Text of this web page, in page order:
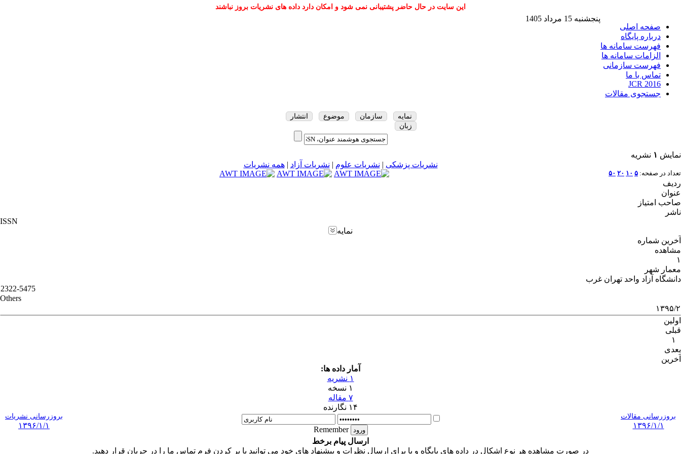
این سایت در حال حاضر پشتیبانی نمی شود و امکان دارد داده های نشریات بروز نباشند
صفحه اصلی
درباره پایگاه
فهرست سامانه ها
الزامات سامانه ها
فهرست سازمانی
تماس با ما
JCR 2016
جستجوی مقالات
پنجشنبه 15 مرداد 1405
نمایه سازمان موضوع
انتشار
زبان
نمایش ۱ نشریه
نشریات پزشکی | نشریات علوم | نشریات آزاد |همه نشریات
تعداد در صفحه: ۵ ۱۰ ۲۰ ۵۰
ردیف
عنوان
صاحب امتیاز
ناشر
ISSN
نمایه
آخرین شماره
مشاهده
۱
معمار شهر
دانشگاه آزاد واحد تهران غرب
2322-5475
Others
۱۳۹۵/۲
اولین
قبلی
۱
بعدی
آخرین
آمار داده ها:
۱ نشریه
۱ نسخه
۷ مقاله
۱۴ نگارنده
بروزرسانی نشریات
۱۳۹۶/۱/۱
بروزرسانی مقالات
۱۳۹۶/۱/۱
Remember
ارسال پیام برخط
در صورت مشاهده هر نوع اشکال در داده های پایگاه و یا برای ارسال نظرات و پیشنهاد های خود می توانید با پر کردن فرم تماس ما را در جریان قرار دهید.